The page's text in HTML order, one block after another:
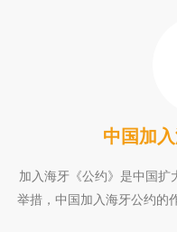
中国加
加入海牙《公约》是中国
举措，中国加入海牙公约的